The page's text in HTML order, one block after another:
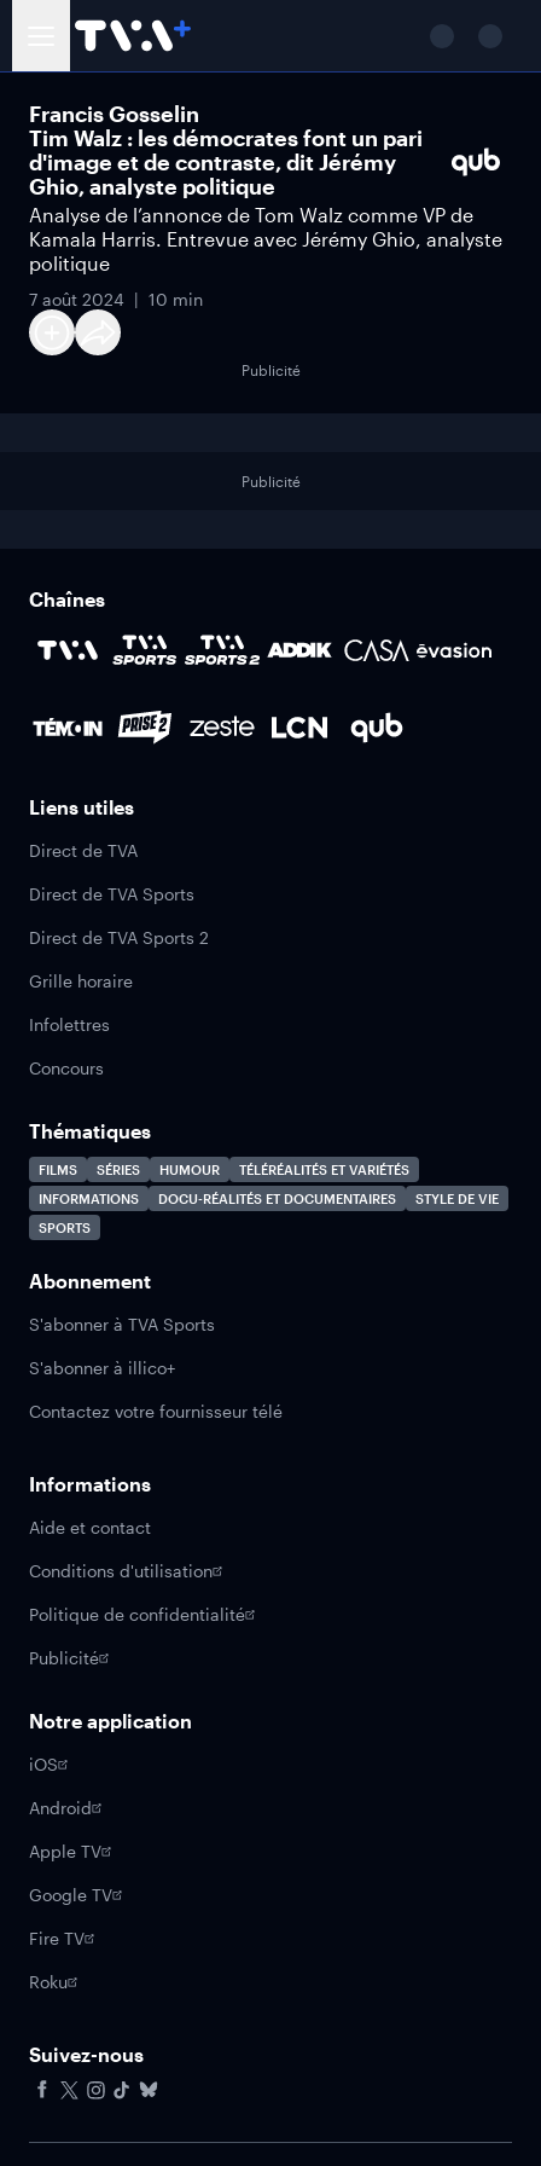
Francis Gosselin
Tim Walz : les démocrates font un pari
d'image et de contraste, dit Jérémy
Ghio, analyste politique
Analyse de l’annonce de Tom Walz comme VP de
Kamala Harris. Entrevue avec Jérémy Ghio, analyste
politique
7 août 2024 10 min
Publicité
Publicité
Chaînes
Liens utiles
Direct de TVA
Direct de TVA Sports
Direct de TVA Sports 2
Grille horaire
Infolettres
Concours
Thématiques
FILMS SÉRIES HUMOUR
TÉLÉRÉALITÉS ET VARIÉTÉS
INFORMATIONS
DOCU-RÉALITÉS ET DOCUMENTAIRES
STYLE DE VIE
SPORTS
Abonnement
S'abonner à TVA Sports
S'abonner à illico+
Contactez votre fournisseur télé
Informations
Aide et contact
Conditions d'utilisation
Politique de confidentialité
Publicité
Notre application
iOS
Android
Apple TV
Google TV
Fire TV
Roku
Suivez-nous